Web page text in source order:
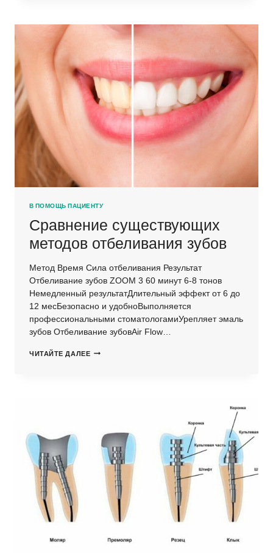
КОМПОЗИТНЫХ
В ПОМОЩЬ ПАЦИЕНТУ
Сравнение существующих
методов отбеливания зубов
Метод Время Сила отбеливания Результат
Отбеливание зубов ZOOM 3 60 минут 6-8 тонов
Немедленный результатДлительный эффект от 6 до
12 месБезопасно и удобноВыполняется
профессиональными стоматологамиУрепляет эмаль
зубов Отбеливание зубовAir Flow…
ЧИТАЙТЕ ДАЛЕЕ СРАВНЕНИЕ